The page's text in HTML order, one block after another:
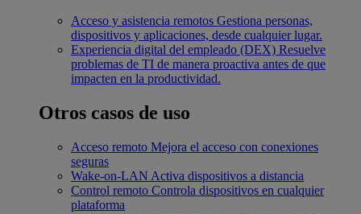
Acceso y asistencia remotos Gestiona personas,
dispositivos y aplicaciones, desde cualquier lugar.
Experiencia digital del empleado (DEX) Resuelve
problemas de TI de manera proactiva antes de que
impacten en la productividad.
Otros casos de uso
Acceso remoto Mejora el acceso con conexiones
seguras
Wake-on-LAN Activa dispositivos a distancia
Control remoto Controla dispositivos en cualquier
plataforma